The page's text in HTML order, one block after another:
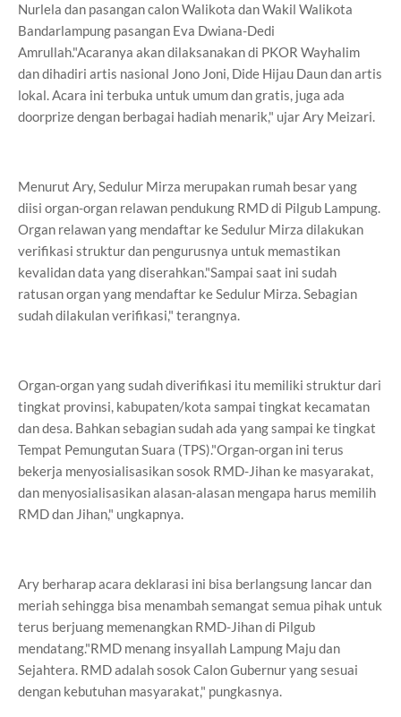
Nurlela dan pasangan calon Walikota dan Wakil Walikota
Bandarlampung pasangan Eva Dwiana-Dedi
Amrullah."Acaranya akan dilaksanakan di PKOR Wayhalim
dan dihadiri artis nasional Jono Joni, Dide Hijau Daun dan artis
lokal. Acara ini terbuka untuk umum dan gratis, juga ada
doorprize dengan berbagai hadiah menarik," ujar Ary Meizari.
Menurut Ary, Sedulur Mirza merupakan rumah besar yang
diisi organ-organ relawan pendukung RMD di Pilgub Lampung.
Organ relawan yang mendaftar ke Sedulur Mirza dilakukan
verifikasi struktur dan pengurusnya untuk memastikan
kevalidan data yang diserahkan."Sampai saat ini sudah
ratusan organ yang mendaftar ke Sedulur Mirza. Sebagian
sudah dilakulan verifikasi," terangnya.
Organ-organ yang sudah diverifikasi itu memiliki struktur dari
tingkat provinsi, kabupaten/kota sampai tingkat kecamatan
dan desa. Bahkan sebagian sudah ada yang sampai ke tingkat
Tempat Pemungutan Suara (TPS)."Organ-organ ini terus
bekerja menyosialisasikan sosok RMD-Jihan ke masyarakat,
dan menyosialisasikan alasan-alasan mengapa harus memilih
RMD dan Jihan," ungkapnya.
Ary berharap acara deklarasi ini bisa berlangsung lancar dan
meriah sehingga bisa menambah semangat semua pihak untuk
terus berjuang memenangkan RMD-Jihan di Pilgub
mendatang."RMD menang insyallah Lampung Maju dan
Sejahtera. RMD adalah sosok Calon Gubernur yang sesuai
dengan kebutuhan masyarakat," pungkasnya.